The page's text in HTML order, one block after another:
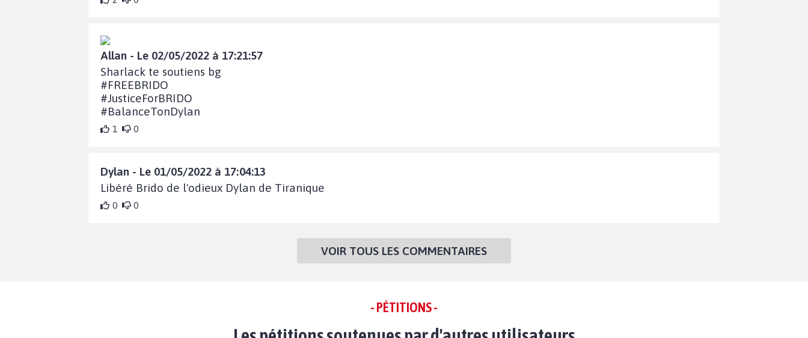
Allan - Le 02/05/2022 à 17:21:57
Sharlack te soutiens bg
#FREEBRIDO
#JusticeForBRIDO
#BalanceTonDylan
1 0
Dylan - Le 01/05/2022 à 17:04:13
Libéré Brido de l'odieux Dylan de Tiranique
0 0
VOIR TOUS LES COMMENTAIRES
- PÉTITIONS -